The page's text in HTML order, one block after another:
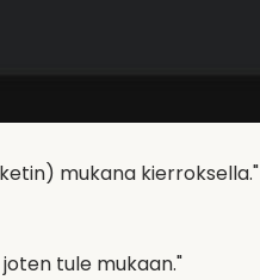
mukana kierroksella."
tule mukaan."